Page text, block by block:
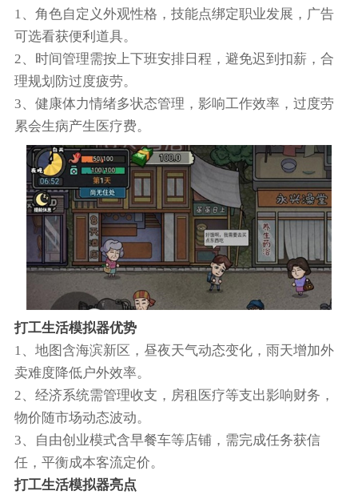
1、角色自定义外观性格，技能点绑定职业发展，广告
可选看获便利道具。
2、时间管理需按上下班安排日程，避免迟到扣薪，合
理规划防过度疲劳​。
3、健康体力情绪多状态管理，影响工作效率，过度劳
累会生病产生医疗费​。
打工生活模拟器优势
1、地图含海滨新区，昼夜天气动态变化，雨天增加外
卖难度降低户外效率​。
2、经济系统需管理收支，房租医疗等支出影响财务，
物价随市场动态波动​。
3、自由创业模式含早餐车等店铺，需完成任务获信
任，平衡成本客流定价​。
打工生活模拟器亮点